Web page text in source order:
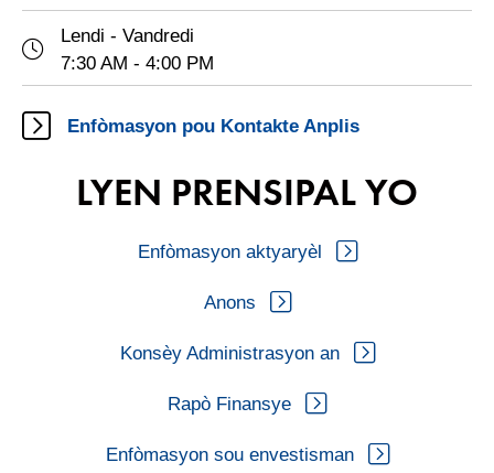
Lendi - Vandredi
7:30 AM - 4:00 PM
Enfòmasyon pou Kontakte Anplis
LYEN PRENSIPAL YO
Enfòmasyon aktyaryèl
Anons
Konsèy Administrasyon an
Rapò Finansye
Enfòmasyon sou envestisman